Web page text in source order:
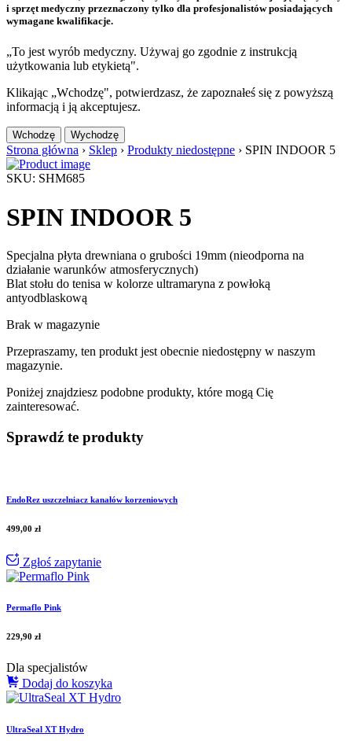
i sprzęt medyczny przeznaczony tylko dla profesjonalistów posiadających
wymagane kwalifikacje.
„To jest wyrób medyczny. Używaj go zgodnie z instrukcją
użytkowania lub etykietą".
Klikając „Wchodzę", potwierdzasz, że zapoznałeś się z powyższą
informacją i ją akceptujesz.
Wchodzę Wychodzę
Strona główna › Sklep › Produkty niedostępne › SPIN INDOOR 5
SKU: SHM685
SPIN INDOOR 5
Specjalna płyta drewniana o grubości 19mm (nieodporna na
działanie warunków atmosferycznych)
Blat stołu do tenisa w kolorze ultramaryna z powłoką
antyodblaskową
Brak w magazynie
Przepraszamy, ten produkt jest obecnie niedostępny w naszym
magazynie.
Poniżej znajdziesz podobne produkty, które mogą Cię
zainteresować.
Sprawdź te produkty
EndoRez uszczelniacz kanałów korzeniowych
499,00 zł
Zgłoś zapytanie
Permaflo Pink
229,90 zł
Dla specjalistów
Dodaj do koszyka
UltraSeal XT Hydro